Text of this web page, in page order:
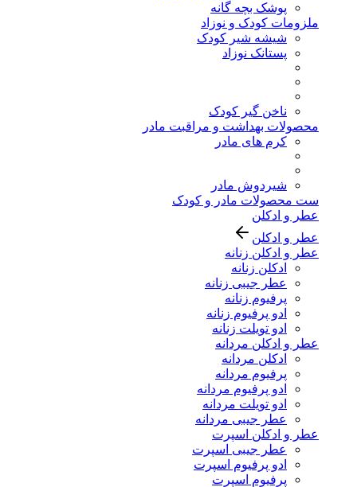
پوشک بچه گانه
ملزومات کودک و نوزاد
شیشه شیر کودک
پستانک نوزاد
ناخن گیر کودک
محصولات بهداشت و مراقبت مادر
کرم های مادر
شیردوش مادر
ست محصولات مادر و کودک
عطر و ادکلن
عطر و ادکلن
عطر و ادکلن زنانه
ادکلن زنانه
عطر جیبی زنانه
پرفیوم زنانه
ادو پرفیوم زنانه
ادو تویلت زنانه
عطر و ادکلن مردانه
ادکلن مردانه
پرفیوم مردانه
ادو پرفیوم مردانه
ادو تویلت مردانه
عطر جیبی مردانه
عطر و ادکلن اسپرت
عطر جیبی اسپرت
ادو پرفیوم اسپرت
پرفیوم اسپرت